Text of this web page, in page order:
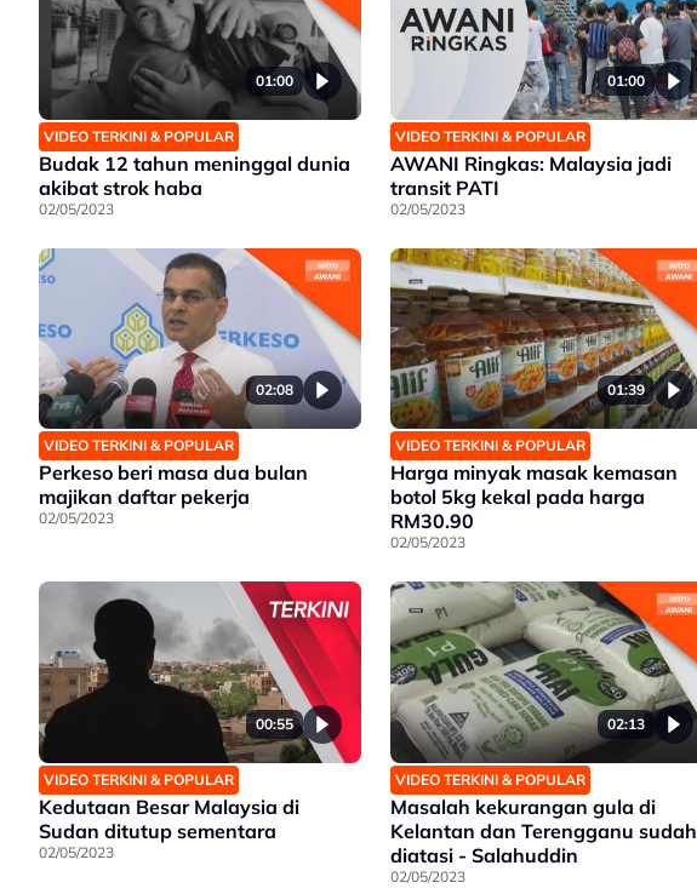
01:00
VIDEO TERKINI & POPULAR
Budak 12 tahun meninggal dunia
akibat strok haba
02/05/2023
01:00
VIDEO TERKINI & POPULAR
AWANI Ringkas: Malaysia jadi
transit PATI
02/05/2023
02:08
VIDEO TERKINI & POPULAR
Perkeso beri masa dua bulan
majikan daftar pekerja
02/05/2023
01:39
VIDEO TERKINI & POPULAR
Harga minyak masak kemasan
botol 5kg kekal pada harga
RM30.90
02/05/2023
00:55
VIDEO TERKINI & POPULAR
Kedutaan Besar Malaysia di
Sudan ditutup sementara
02/05/2023
02:13
VIDEO TERKINI & POPULAR
Masalah kekurangan gula di
Kelantan dan Terengganu sudah
diatasi - Salahuddin
02/05/2023